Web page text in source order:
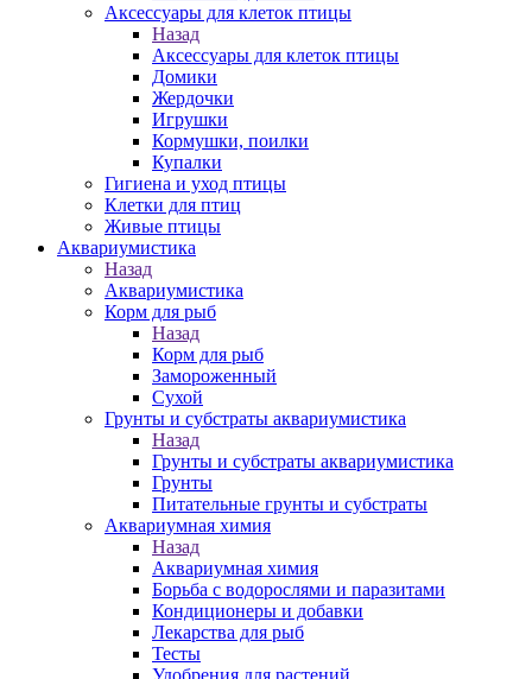
Аксессуары для клеток птицы
Назад
Аксессуары для клеток птицы
Домики
Жердочки
Игрушки
Кормушки, поилки
Купалки
Гигиена и уход птицы
Клетки для птиц
Живые птицы
Аквариумистика
Назад
Аквариумистика
Корм для рыб
Назад
Корм для рыб
Замороженный
Сухой
Грунты и субстраты аквариумистика
Назад
Грунты и субстраты аквариумистика
Грунты
Питательные грунты и субстраты
Аквариумная химия
Назад
Аквариумная химия
Борьба с водорослями и паразитами
Кондиционеры и добавки
Лекарства для рыб
Тесты
Удобрения для растений